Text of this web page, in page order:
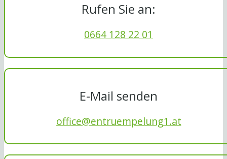
Rufen Sie an:
0664 128 22 01
E-Mail senden
office@entruempelung1.at